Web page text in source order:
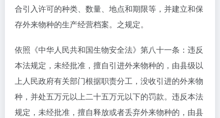
合引入许可的种类、数量、地点和期限等，并建立和保
存外来物种的生产经营档案。之规定。
依照《中华人民共和国生物安全法》第八十一条：违反
本法规定，未经批准，擅自引进外来物种的，由县级以
上人民政府有关部门根据职责分工，没收引进的外来物
种，并处五万元以上二十五万元以下的罚款。违反本法
规定，未经批准，擅自释放或者丢弃外来物种的，由县